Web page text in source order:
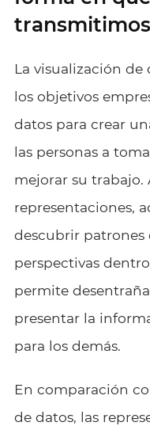
La visualización
los objetivos
datos para crear
las personas a
mejorar su trabajo.
representaciones,
descubrir patrones
perspectivas
permite
presentar la
para los demás.
En comparación
de datos, las